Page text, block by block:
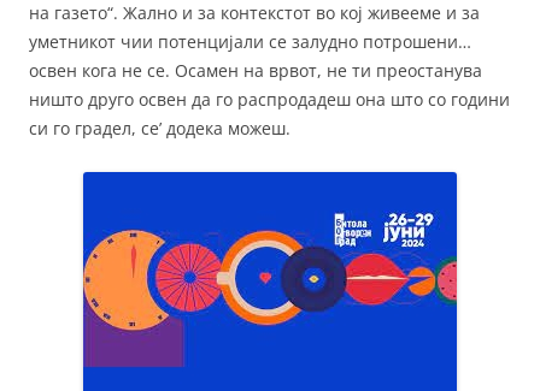
на газето“. Жално и за контекстот во кој живееме и за
уметникот чии потенцијали се залудно потрошени…
освен кога не се. Осамен на врвот, не ти преостанува
ништо друго освен да го распродадеш она што со години
си го градел, се’ додека можеш.